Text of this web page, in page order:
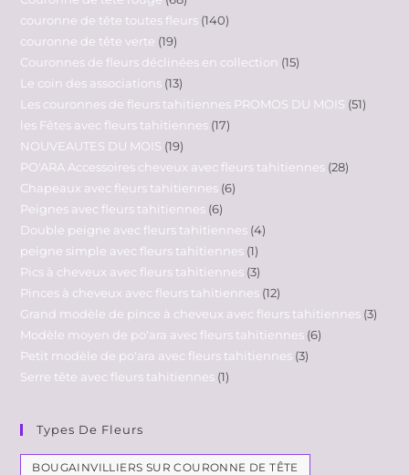
couronne de tête toutes fleurs 140
couronne de tête verte 19
Couronnes de fleurs déclinées en collection 15
Le coin des associations 13
Les couronnes de fleurs tahitiennes PROMOS DU MOIS 51
les Fêtes avec fleurs tahitiennes 17
NOUVEAUTES DU MOIS 19
PO'ARA Accessoires cheveux avec fleurs tahitiennes 28
Chapeaux avec fleurs tahitiennes 6
Peignes avec fleurs tahitiennes 6
Double peigne avec fleurs tahitiennes 4
peigne simple avec fleurs tahitiennes 1
Pics à cheveux avec fleurs tahitiennes 3
Pinces à cheveux avec fleurs tahitiennes 12
Grand modèle de pince à cheveux avec fleurs tahitiennes 3
Modèle moyen de po'ara avec fleurs tahitiennes 6
Petit modèle de po'ara avec fleurs tahitiennes 3
Serre tête avec fleurs tahitiennes 1
Types De Fleurs
BOUGAINVILLIERS SUR COURONNE DE TÊTE